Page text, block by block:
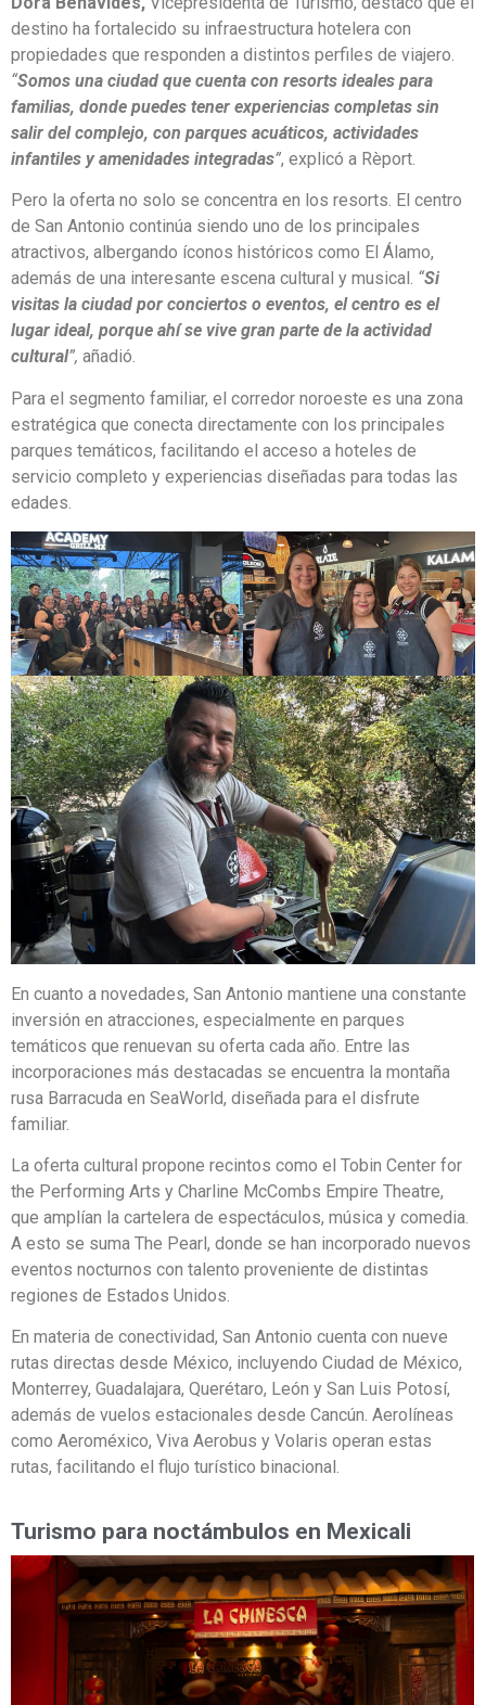
destino ha fortalecido su infraestructura hotelera con
propiedades que responden a distintos perfiles de viajero.
“Somos una ciudad que cuenta con resorts ideales para
familias, donde puedes tener experiencias completas sin
salir del complejo, con parques acuáticos, actividades
infantiles y amenidades integradas”, explicó a Rèport.
Pero la oferta no solo se concentra en los resorts. El centro
de San Antonio continúa siendo uno de los principales
atractivos, albergando íconos históricos como El Álamo,
además de una interesante escena cultural y musical. “Si
visitas la ciudad por conciertos o eventos, el centro es el
lugar ideal, porque ahí se vive gran parte de la actividad
cultural”, añadió.
Para el segmento familiar, el corredor noroeste es una zona
estratégica que conecta directamente con los principales
parques temáticos, facilitando el acceso a hoteles de
servicio completo y experiencias diseñadas para todas las
edades.
En cuanto a novedades, San Antonio mantiene una constante
inversión en atracciones, especialmente en parques
temáticos que renuevan su oferta cada año. Entre las
incorporaciones más destacadas se encuentra la montaña
rusa Barracuda en SeaWorld, diseñada para el disfrute
familiar.
La oferta cultural propone recintos como el Tobin Center for
the Performing Arts y Charline McCombs Empire Theatre,
que amplían la cartelera de espectáculos, música y comedia.
A esto se suma The Pearl, donde se han incorporado nuevos
eventos nocturnos con talento proveniente de distintas
regiones de Estados Unidos.
En materia de conectividad, San Antonio cuenta con nueve
rutas directas desde México, incluyendo Ciudad de México,
Monterrey, Guadalajara, Querétaro, León y San Luis Potosí,
además de vuelos estacionales desde Cancún. Aerolíneas
como Aeroméxico, Viva Aerobus y Volaris operan estas
rutas, facilitando el flujo turístico binacional.
Turismo para noctámbulos en Mexicali